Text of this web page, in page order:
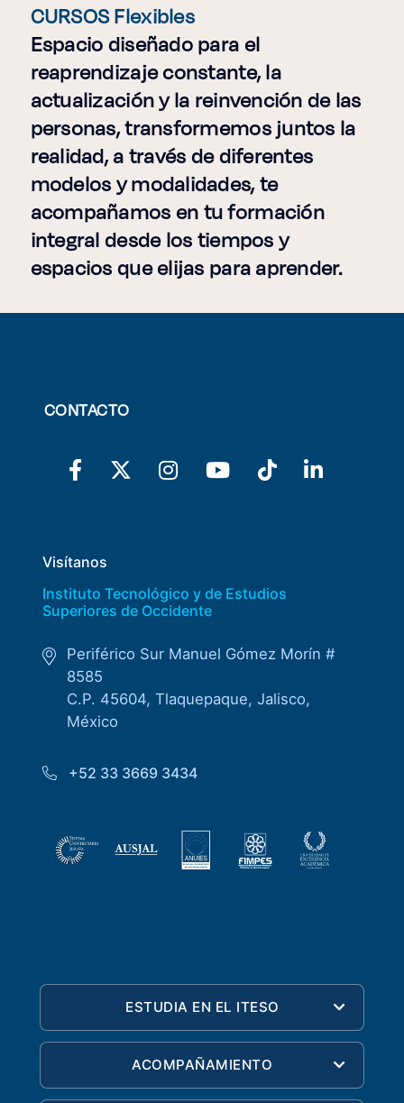
CURSOS Flexibles
Espacio diseñado para el
reaprendizaje constante, la
actualización y la reinvención de las
personas, transformemos juntos la
realidad, a través de diferentes
modelos y modalidades, te
acompañamos en tu formación
integral desde los tiempos y
espacios que elijas para aprender.
CONTACTO
Visítanos
Instituto Tecnológico y de Estudios
Superiores de Occidente
Periférico Sur Manuel Gómez Morín #
8585
C.P. 45604, Tlaquepaque, Jalisco,
México
+52 33 3669 3434
ESTUDIA EN EL ITESO
ACOMPAÑAMIENTO